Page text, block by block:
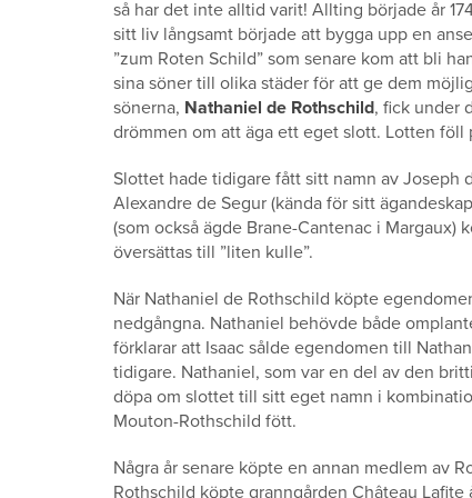
så har det inte alltid varit! Allting började år
sitt liv långsamt började att bygga upp en
”zum Roten Schild” som senare kom att bli
sina söner till olika städer för att ge dem
sönerna, Nathaniel de Rothschild, fick under
drömmen om att äga ett eget slott. Lotten föll
Slottet hade tidigare fått sitt namn av Joseph
Alexandre de Segur (kända för sitt
(som också ägde Brane-Cantenac i Margaux)
översättas till ”liten kulle”.
När Nathaniel de Rothschild köpte
nedgångna. Nathaniel behövde både
förklarar att Isaac sålde egendomen till
tidigare. Nathaniel, som var en del av den
döpa om slottet till sitt eget namn i
Mouton-Rothschild fött.
Några år senare köpte en annan medlem av
Rothschild köpte granngården Château